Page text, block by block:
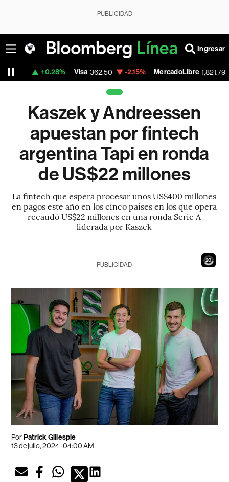
PUBLICIDAD
Ingresar
Visa 362.50 -2.15% MercadoLibre 1,821.795 -0.14%
Kaszek y Andreessen
apuestan por fintech
argentina Tapi en ronda
de US$22 millones
La fintech que espera procesar unos US$400 millones
en pagos este año en los cinco países en los que opera
recaudó US$22 millones en una ronda Serie A
liderada por Kaszek
18
PUBLICIDAD
PorPatrick Gillespie
13 de julio, 2024 | 04:00 AM